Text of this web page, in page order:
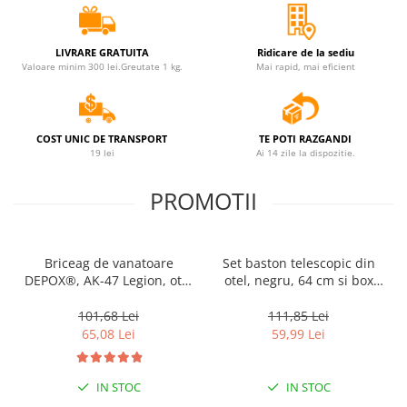
Accesorii tactice si sport
Accesori camping & drumetii
Lanterne
Seturi de cutite & accesorii
vanatoare si tactice
BINOCLURI & LUNETE
ARTICOLE SUPORTERI
SPORTURI DE ECHIPA
UNIVERSUL COPIILOR
Accesorii costume copii
LIVRARE GRATUITA
Valoare minim 300 lei.Greutate 1 kg.
Ridicare de la sediu
Mai rapid, mai eficient
COST UNIC DE TRANSPORT
19 lei
TE POTI RAZGANDI
Ai 14 zile la dispozitie.
PROMOTII
Briceag de vanatoare
DEPOX®, AK-47 Legion, otel
cm
101,68 Lei
65,08 Lei
IN STOC
Set baston telescopic din
otel, negru, 64 cm si box
111,85 Lei
59,99 Lei
IN STOC